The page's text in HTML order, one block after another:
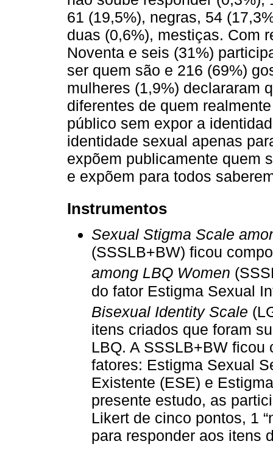
61 (19,5%), negras, 54
duas (0,6%), mestiças. Com
Noventa e seis (31%)
ser quem são e 216 (69%)
mulheres (1,9%) declararam
diferentes de quem
público sem expor a
identidade sexual apenas
expõem publicamente quem
e expõem para todos
Instrumentos
Sexual Stigma Scale
(SSSLB+BW) ficou
among LBQ Women
do fator Estigma Sexual
Bisexual Identity Scale
itens criados que foram
LBQ. A SSSLB+BW
fatores: Estigma Sexual
Existente (ESE) e
presente estudo, as
Likert de cinco pontos, 1
para responder aos itens